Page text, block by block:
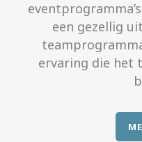
een gezellig
ervaring die het